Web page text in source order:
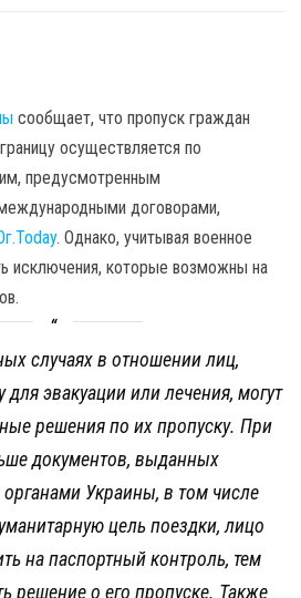
сообщает, что пропуск граждан
осуществляется по
предусмотренным
договорами,
. Однако, учитывая военное
исключения, которые возможны на
случаях в отношении лиц,
эвакуации или лечения, могут
решения по их пропуску. При
документов, выданных
Украины, в том числе
цель поездки, лицо
на паспортный контроль, тем
решение о его пропуске. Также